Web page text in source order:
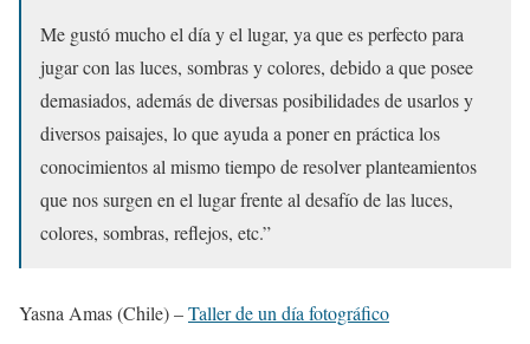
Me gustó mucho el día y el lugar, ya que es perfecto para
jugar con las luces, sombras y colores, debido a que posee
demasiados, además de diversas posibilidades de usarlos y
diversos paisajes, lo que ayuda a poner en práctica los
conocimientos al mismo tiempo de resolver planteamientos
que nos surgen en el lugar frente al desafío de las luces,
colores, sombras, reflejos, etc.”
Yasna Amas (Chile) –Taller de un día fotográfico